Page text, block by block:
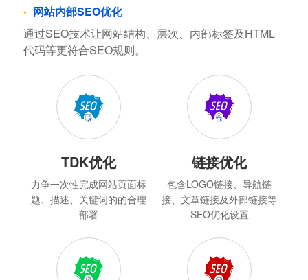
网站内部SEO优化
通过SEO技术让网站结构、层次、内部标签及HTML
代码等更符合SEO规则。
TDK优化
力争一次性完成网站页面标
题、描述、关键词的的合理
部署
链接优化
包含LOGO链接、导航链
接、文章链接及外部链接等
SEO优化设置